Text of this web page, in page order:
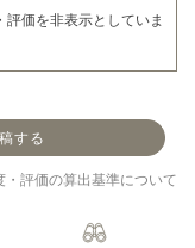
価を非表示としていま
する
・評価の算出基準について